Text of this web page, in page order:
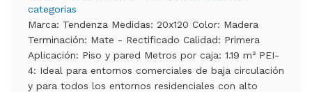
categorias
Marca: Tendenza Medidas: 20x120 Color: Madera
Terminación: Mate - Rectificado Calidad: Primera
Aplicación: Piso y pared Metros por caja: 1.19 m² PEI-
4: Ideal para entornos comerciales de baja circulación
y para todos los entornos residenciales con alto